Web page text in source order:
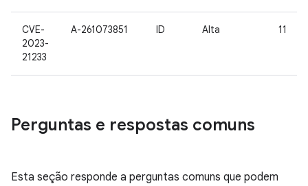
CVE-
2023-
21233
A-261073851 ID Alta 11
Perguntas e respostas comuns
Esta seção responde a perguntas comuns que podem